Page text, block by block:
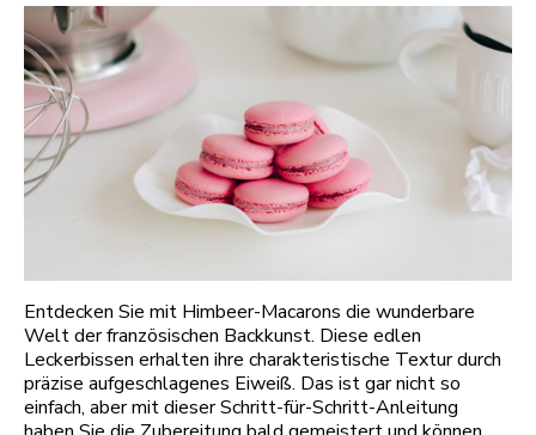
Entdecken Sie mit Himbeer-Macarons die wunderbare
Welt der französischen Backkunst. Diese edlen
Leckerbissen erhalten ihre charakteristische Textur durch
präzise aufgeschlagenes Eiweiß. Das ist gar nicht so
einfach, aber mit dieser Schritt-für-Schritt-Anleitung